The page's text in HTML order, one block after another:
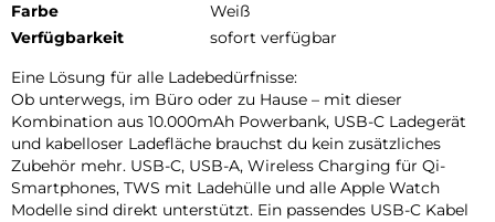
Farbe
Weiß
Verfügbarkeit
sofort verfügbar
Eine Lösung für alle Ladebedürfnisse:
Ob unterwegs, im Büro oder zu Hause – mit dieser
Kombination aus 10.000mAh Powerbank, USB-C Ladegerät
und kabelloser Ladefläche brauchst du kein zusätzliches
Zubehör mehr. USB-C, USB-A, Wireless Charging für Qi-
Smartphones, TWS mit Ladehülle und alle Apple Watch
Modelle sind direkt unterstützt. Ein passendes USB-C Kabel